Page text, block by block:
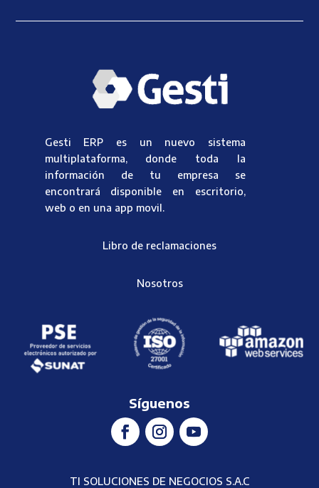
Gesti ERP es un nuevo sistema
multiplataforma, donde toda la
información de tu empresa se
encontrará disponible en escritorio,
web o en una app movil.
Libro de reclamaciones
Nosotros
Síguenos
TI SOLUCIONES DE NEGOCIOS S.A.C